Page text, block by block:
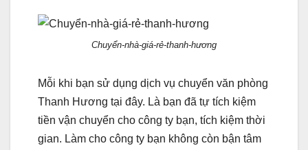
Chuyển-nhà-giá-rẻ-thanh-hương
Mỗi khi bạn sử dụng dịch vụ chuyển văn phòng
Thanh Hương tại đây. Là bạn đã tự tích kiệm
tiền vận chuyển cho công ty bạn, tích kiệm thời
gian. Làm cho công ty bạn không còn bận tâm